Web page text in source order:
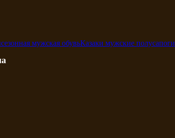
мужская обувьКазаки мужские полусапоги